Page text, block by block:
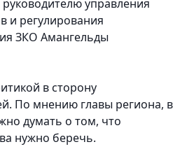
управления
и регулирования
ЗКО Амангельды
в сторону
По мнению главы региона, в
думать о том, что
нужно беречь.